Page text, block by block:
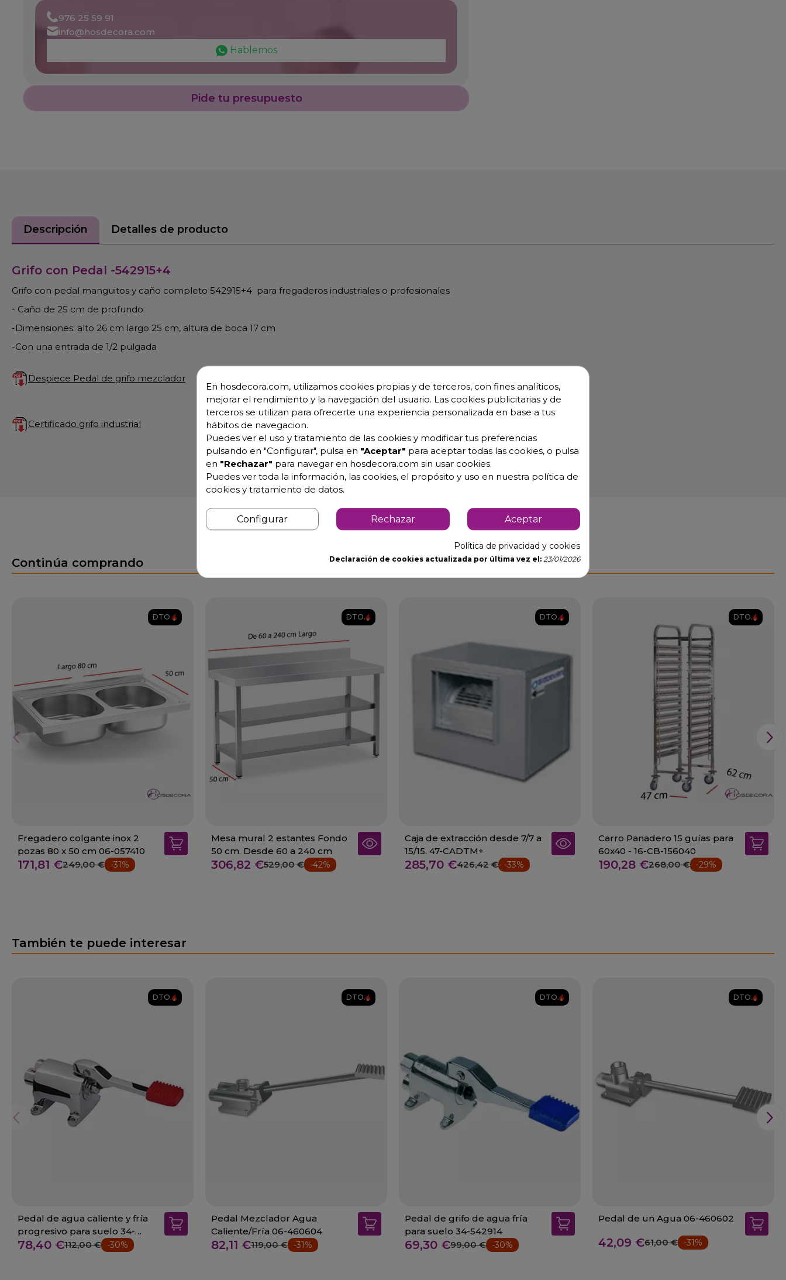
976 25 59 91
info@hosdecora.com
Hablemos
Pide tu presupuesto
Descripción Detalles de producto
Grifo con Pedal -542915+4
Grifo con pedal manguitos y caño completo 542915+4 para fregaderos industriales o profesionales
- Caño de 25 cm de profundo
-Dimensiones: alto 26 cm largo 25 cm, altura de boca 17 cm
-Con una entrada de 1/2 pulgada
Despiece Pedal de grifo mezclador
Certificado grifo industrial
Continúa comprando
DTO.
Fregadero colgante inox 2
pozas 80 x 50 cm 06-057410
171,81 €249,00 € -31%
DTO.
Mesa mural 2 estantes Fondo
50 cm. Desde 60 a 240 cm
306,82 €529,00 € -42%
DTO.
Caja de extracción desde 7/7 a
15/15. 47-CADTM+
285,70 €426,42 € -33%
DTO.
Carro Panadero 15 guías para
60x40 - 16-CB-156040
190,28 €268,00 € -29%
También te puede interesar
DTO.
Pedal de agua caliente y fría
progresivo para suelo 34-
542916
78,40 €112,00 € -30%
DTO.
Pedal Mezclador Agua
Caliente/Fría 06-460604
82,11 €119,00 € -31%
DTO.
Pedal de grifo de agua fría
para suelo 34-542914
69,30 €99,00 € -30%
DTO.
Pedal de un Agua 06-460602
42,09 €61,00 € -31%
En hosdecora.com, utilizamos cookies propias y de terceros, con fines analíticos,
mejorar el rendimiento y la navegación del usuario. Las cookies publicitarias y de
terceros se utilizan para ofrecerte una experiencia personalizada en base a tus
hábitos de navegacion.
Puedes ver el uso y tratamiento de las cookies y modificar tus preferencias
pulsando en "Configurar", pulsa en "Aceptar" para aceptar todas las cookies, o pulsa
en "Rechazar" para navegar en hosdecora.com sin usar cookies.
Puedes ver toda la información, las cookies, el propósito y uso en nuestra política de
cookies y tratamiento de datos.
Configurar Rechazar Aceptar
Política de privacidad y cookies
Declaración de cookies actualizada por última vez el: 23/01/2026